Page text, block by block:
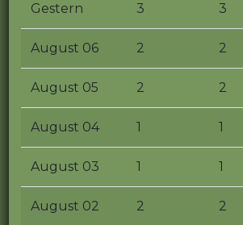
Gestern 3 3
August 06 2 2
August 05 2 2
August 04 1 1
August 03 1 1
August 02 2 2